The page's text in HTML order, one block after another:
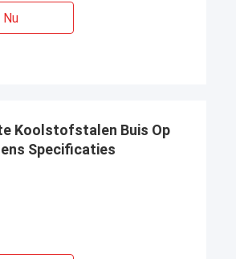
Koolstofstalen Buis Op
Specificaties